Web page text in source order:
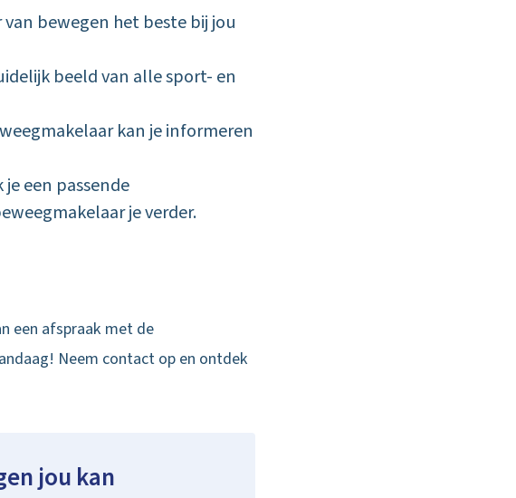
bewegen het beste bij jou
beeld van alle sport- en
kan je informeren
je een passende
je verder.
een afspraak met de
Neem contact op en ontdek
jou kan